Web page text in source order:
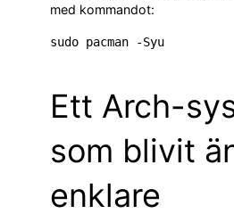
med kommandot:
Ett Arch-
som blivit
enklare